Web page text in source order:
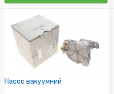
Насос вакуумний